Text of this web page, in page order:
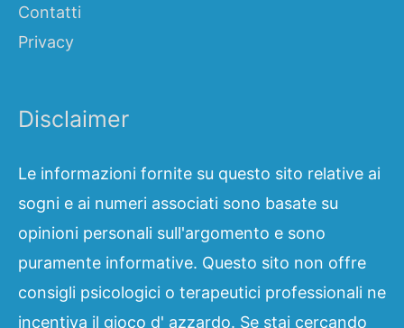
Contatti
Privacy
Disclaimer
Le informazioni fornite su questo sito relative ai
sogni e ai numeri associati sono basate su
opinioni personali sull'argomento e sono
puramente informative. Questo sito non offre
consigli psicologici o terapeutici professionali ne
incentiva il gioco d' azzardo. Se stai cercando